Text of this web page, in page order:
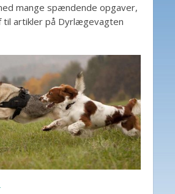
mange spændende opgaver,
til artikler på Dyrlægevagten